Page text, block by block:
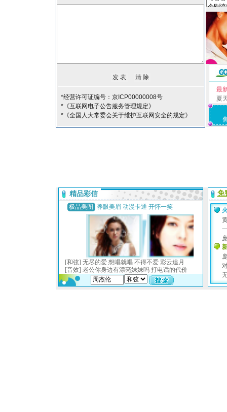
*经营许可证编号：京ICP00000008号
*《互联网电子公告服务管理规定》
*《全国人大常委会关于维护互联网安全的规定》
最
夏